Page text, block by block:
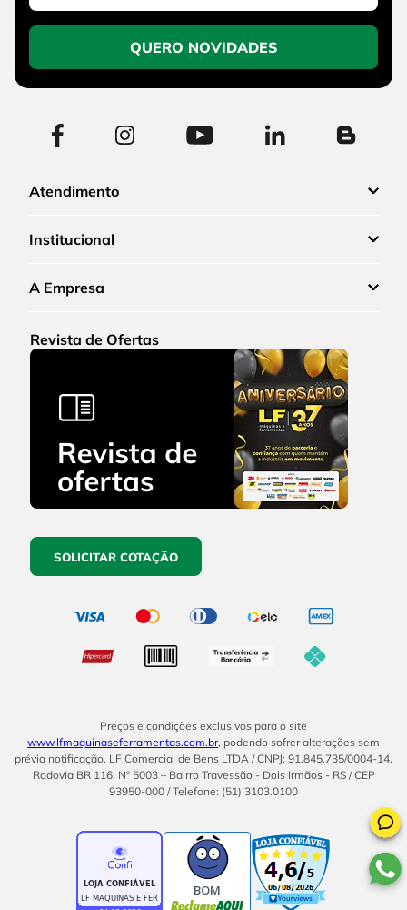
QUERO NOVIDADES
Atendimento
Institucional
A Empresa
Revista de Ofertas
SOLICITAR COTAÇÃO
Preços e condições exclusivos para o site
www.lfmaquinaseferramentas.com.br, podendo sofrer alterações sem
prévia notificação. LF Comercial de Bens LTDA / CNPJ: 91.845.735/0004-14.
Rodovia BR 116, Nº 5003 – Bairro Travessão - Dois Irmãos - RS / CEP
93950-000 / Telefone: (51) 3103.0100
BOM